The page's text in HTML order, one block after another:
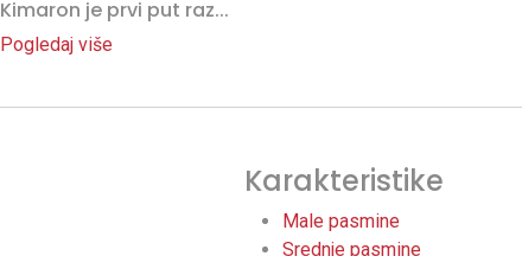
Kimaron je prvi put raz...
Pogledaj više
Karakteristike
Male pasmine
Srednje pasmine